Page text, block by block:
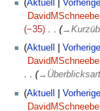
Aktuell
Vorherige
−35
→
Aktuell Vorherige
→
Aktuell
Vorherige